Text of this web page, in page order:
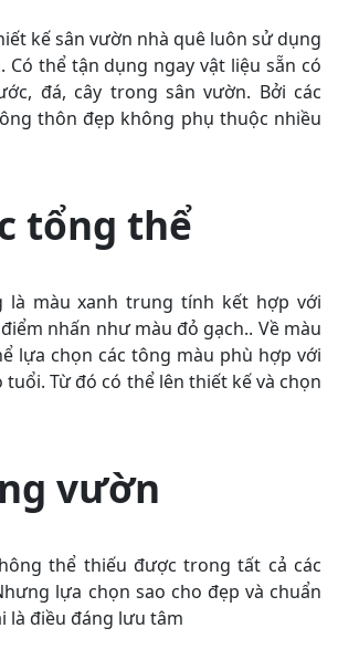
kế sân vườn nhà quê luôn sử dụng
Có thể tận dụng ngay vật liệu sẵn có
đá, cây trong sân vườn. Bởi các
thôn đẹp không phụ thuộc nhiều
tổng thể
là màu xanh trung tính kết hợp với
nhấn như màu đỏ gạch.. Về màu
lựa chọn các tông màu phù hợp với
Từ đó có thể lên thiết kế và chọn
vườn
thể thiếu được trong tất cả các
lựa chọn sao cho đẹp và chuẩn
là điều đáng lưu tâm